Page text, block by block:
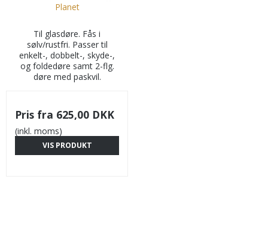
Planet
Til glasdøre. Fås i
sølv/rustfri. Passer til
enkelt-, dobbelt-, skyde-,
og foldedøre samt 2-flg.
døre med paskvil.
Pris fra 625,00 DKK
(inkl. moms)
VIS PRODUKT